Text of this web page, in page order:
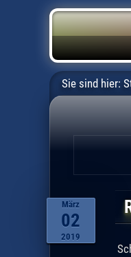
Sie sind hier:
März
02
2019